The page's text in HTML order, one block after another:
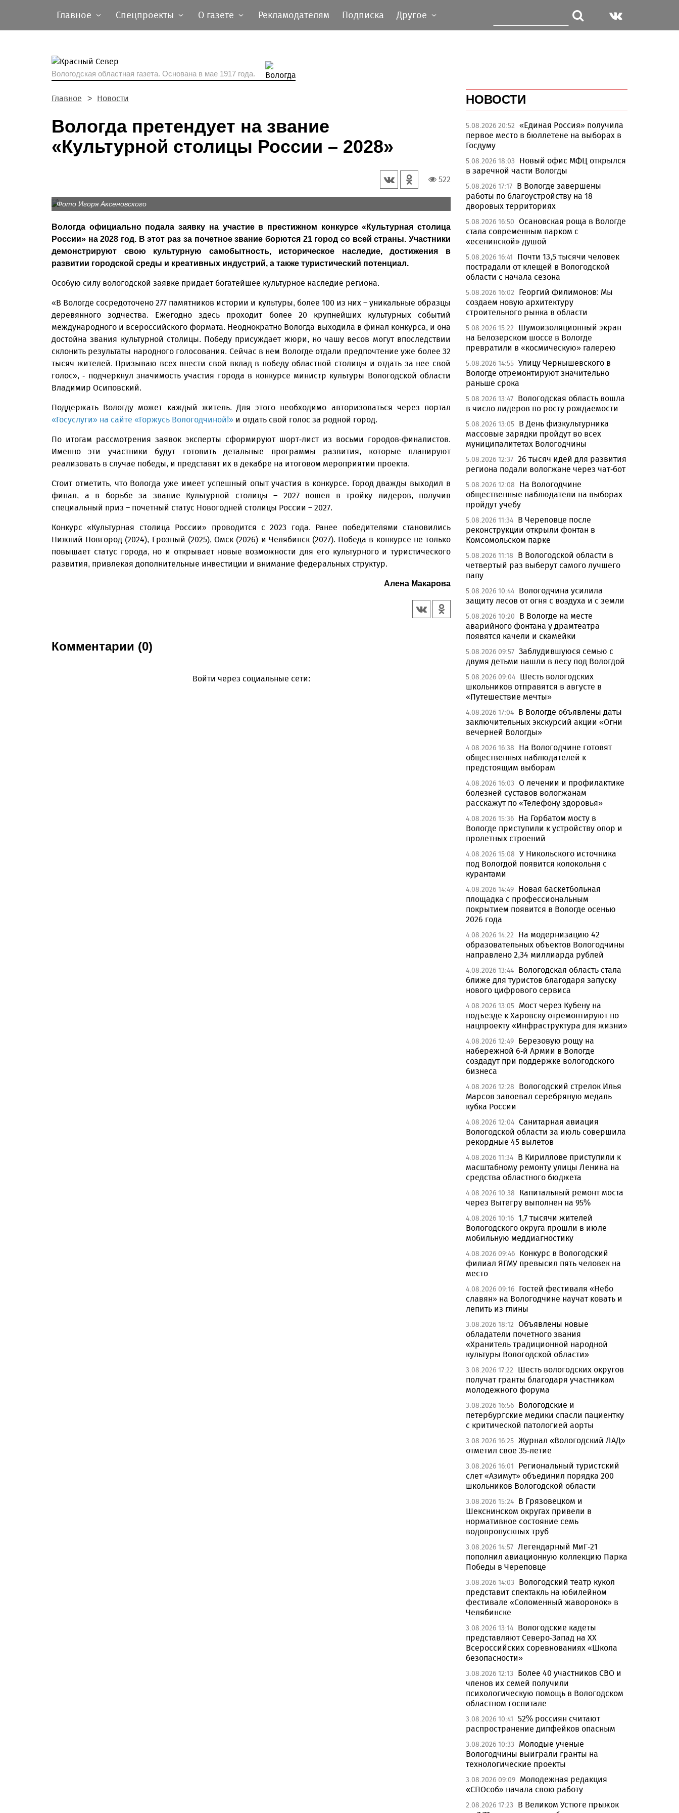
Главное Спецпроекты О газете Рекламодателям Подписка Другое
Вологодская областная газета. Основана в мае 1917 года.
Главное Новости
Вологда претендует на звание
«Культурной столицы России – 2028»
522
Фото Игоря Аксеновского
Вологда официально подала заявку на участие в престижном конкурсе «Культурная столица
России» на 2028 год. В этот раз за почетное звание борются 21 город со всей страны. Участники
демонстрируют свою культурную самобытность, историческое наследие, достижения в
развитии городской среды и креативных индустрий, а также туристический потенциал.
Особую силу вологодской заявке придает богатейшее культурное наследие региона.
«В Вологде сосредоточено 277 памятников истории и культуры, более 100 из них – уникальные образцы
деревянного зодчества. Ежегодно здесь проходит более 20 крупнейших культурных событий
международного и всероссийского формата. Неоднократно Вологда выходила в финал конкурса, и она
достойна звания культурной столицы. Победу присуждает жюри, но чашу весов могут впоследствии
склонить результаты народного голосования. Сейчас в нем Вологде отдали предпочтение уже более 32
тысяч жителей. Призываю всех внести свой вклад в победу областной столицы и отдать за нее свой
голос», - подчеркнул значимость участия города в конкурсе министр культуры Вологодской области
Владимир Осиповский.
Поддержать Вологду может каждый житель. Для этого необходимо авторизоваться через портал
«Госуслуги» на сайте «Горжусь Вологодчиной!» и отдать свой голос за родной город.
По итогам рассмотрения заявок эксперты сформируют шорт-лист из восьми городов-финалистов.
Именно эти участники будут готовить детальные программы развития, которые планируют
реализовать в случае победы, и представят их в декабре на итоговом мероприятии проекта.
Стоит отметить, что Вологда уже имеет успешный опыт участия в конкурсе. Город дважды выходил в
финал, а в борьбе за звание Культурной столицы – 2027 вошел в тройку лидеров, получив
специальный приз – почетный статус Новогодней столицы России – 2027.
Конкурс «Культурная столица России» проводится с 2023 года. Ранее победителями становились
Нижний Новгород (2024), Грозный (2025), Омск (2026) и Челябинск (2027). Победа в конкурсе не только
повышает статус города, но и открывает новые возможности для его культурного и туристического
развития, привлекая дополнительные инвестиции и внимание федеральных структур.
Алена Макарова
Комментарии (0)
Войти через социальные сети:
НОВОСТИ
5.08.2026 20:52 «Единая Россия» получила
первое место в бюллетене на выборах в
Госдуму
5.08.2026 18:03
Новый офис МФЦ открылся
в заречной части Вологды
5.08.2026 17:17 В Вологде завершены
работы по благоустройству на 18
дворовых территориях
5.08.2026 16:50 Осановская роща в Вологде
стала современным парком с
«есенинской» душой
5.08.2026 16:41
Почти 13,5 тысячи человек
пострадали от клещей в Вологодской
области с начала сезона
5.08.2026 16:02
Георгий Филимонов: Мы
создаем новую архитектуру
строительного рынка в области
5.08.2026 15:22
Шумоизоляционный экран
на Белозерском шоссе в Вологде
превратили в «космическую» галерею
5.08.2026 14:55 Улицу Чернышевского в
Вологде отремонтируют значительно
раньше срока
5.08.2026 13:47 Вологодская область вошла
в число лидеров по росту рождаемости
5.08.2026 13:05 В День физкультурника
массовые зарядки пройдут во всех
муниципалитетах Вологодчины
5.08.2026 12:37 26 тысяч идей для развития
региона подали вологжане через чат-бот
5.08.2026 12:08
На Вологодчине
общественные наблюдатели на выборах
пройдут учебу
5.08.2026 11:34 В Череповце после
реконструкции открыли фонтан в
Комсомольском парке
5.08.2026 11:18
В Вологодской области в
четвертый раз выберут самого лучшего
папу
5.08.2026 10:44 Вологодчина усилила
защиту лесов от огня с воздуха и с земли
5.08.2026 10:20
В Вологде на месте
аварийного фонтана у драмтеатра
появятся качели и скамейки
5.08.2026 09:57 Заблудившуюся семью с
двумя детьми нашли в лесу под Вологдой
5.08.2026 09:04 Шесть вологодских
школьников отправятся в августе в
«Путешествие мечты»
4.08.2026 17:04 В Вологде объявлены даты
заключительных экскурсий акции «Огни
вечерней Вологды»
4.08.2026 16:38
На Вологодчине готовят
общественных наблюдателей к
предстоящим выборам
4.08.2026 16:03 О лечении и профилактике
болезней суставов вологжанам
расскажут по «Телефону здоровья»
4.08.2026 15:36 На Горбатом мосту в
Вологде приступили к устройству опор и
пролетных строений
4.08.2026 15:08 У Никольского источника
под Вологдой появится колокольня с
курантами
4.08.2026 14:49 Новая баскетбольная
площадка с профессиональным
покрытием появится в Вологде осенью
2026 года
4.08.2026 14:22
На модернизацию 42
образовательных объектов Вологодчины
направлено 2,34 миллиарда рублей
4.08.2026 13:44 Вологодская область стала
ближе для туристов благодаря запуску
нового цифрового сервиса
4.08.2026 13:05 Мост через Кубену на
подъезде к Харовску отремонтируют по
нацпроекту «Инфраструктура для жизни»
4.08.2026 12:49 Березовую рощу на
набережной 6-й Армии в Вологде
создадут при поддержке вологодского
бизнеса
4.08.2026 12:28
Вологодский стрелок Илья
Марсов завоевал серебряную медаль
кубка России
4.08.2026 12:04 Санитарная авиация
Вологодской области за июль совершила
рекордные 45 вылетов
4.08.2026 11:34 В Кириллове приступили к
масштабному ремонту улицы Ленина на
средства областного бюджета
4.08.2026 10:38
Капитальный ремонт моста
через Вытегру выполнен на 95%
4.08.2026 10:16 1,7 тысячи жителей
Вологодского округа прошли в июле
мобильную меддиагностику
4.08.2026 09:46 Конкурс в Вологодский
филиал ЯГМУ превысил пять человек на
место
4.08.2026 09:16 Гостей фестиваля «Небо
славян» на Вологодчине научат ковать и
лепить из глины
3.08.2026 18:12 Объявлены новые
обладатели почетного звания
«Хранитель традиционной народной
культуры Вологодской области»
3.08.2026 17:22
Шесть вологодских округов
получат гранты благодаря участникам
молодежного форума
3.08.2026 16:56 Вологодские и
петербургские медики спасли пациентку
с критической патологией аорты
3.08.2026 16:25 Журнал «Вологодский ЛАД»
отметил свое 35-летие
3.08.2026 16:01
Региональный туристский
слет «Азимут» объединил порядка 200
школьников Вологодской области
3.08.2026 15:24 В Грязовецком и
Шекснинском округах привели в
нормативное состояние семь
водопропускных труб
3.08.2026 14:57 Легендарный МиГ-21
пополнил авиационную коллекцию Парка
Победы в Череповце
3.08.2026 14:03
Вологодский театр кукол
представит спектакль на юбилейном
фестивале «Соломенный жаворонок» в
Челябинске
3.08.2026 13:14 Вологодские кадеты
представляют Северо-Запад на XX
Всероссийских соревнованиях «Школа
безопасности»
3.08.2026 12:13
Более 40 участников СВО и
членов их семей получили
психологическую помощь в Вологодском
областном госпитале
3.08.2026 10:41 52% россиян считают
распространение дипфейков опасным
3.08.2026 10:33
Молодые ученые
Вологодчины выиграли гранты на
технологические проекты
3.08.2026 09:09 Молодежная редакция
«СПОсоб» начала свою работу
2.08.2026 17:23
В Великом Устюге прыжок